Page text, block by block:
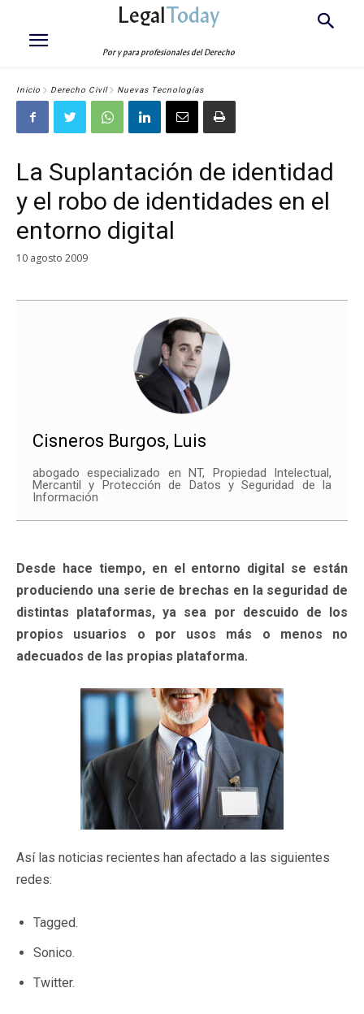
LegalToday
Por y para profesionales del Derecho
Inicio Derecho Civil Nuevas Tecnologías
La Suplantación de identidad
y el robo de identidades en el
entorno digital
10 agosto 2009
Cisneros Burgos, Luis
abogado especializado en NT, Propiedad Intelectual,
Mercantil y Protección de Datos y Seguridad de la
Información
Desde hace tiempo, en el entorno digital se están
produciendo una serie de brechas en la seguridad de
distintas plataformas, ya sea por descuido de los
propios usuarios o por usos más o menos no
adecuados de las propias plataforma.
Así las noticias recientes han afectado a las siguientes
redes:
Tagged.
Sonico.
Twitter.